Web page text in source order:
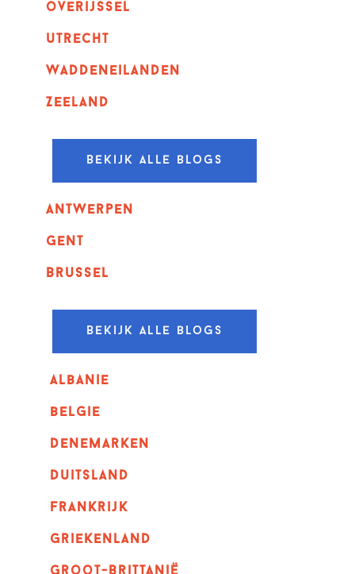
overijssel
utrecht
Waddeneilanden
Zeeland
Bekijk alle blogs
Antwerpen
GENT
Brussel
Bekijk alle blogs
albanie
belgie
denemarken
duitsland
frankrijk
griekenland